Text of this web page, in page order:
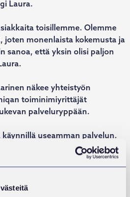
Laura.
toisillemme. Olemme
joten monenlaista kokemusta ja
sanoa, että yksin olisi paljon
näkee yhteistyön
toiminimiyrittäjät
palveluryppään.
käynnillä useamman palvelun.
kerrostalo, johon
uusi ohitustie tuo